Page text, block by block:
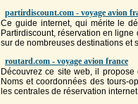
partirdiscount.com - voyage avion
Ce guide internet, qui mérite le
Partirdiscount, réservation en
sur de nombreuses destinations et
routard.com - voyage avion france
Découvrez ce site web, il
Noms et coordonnées des tours-
les centrales de réservation